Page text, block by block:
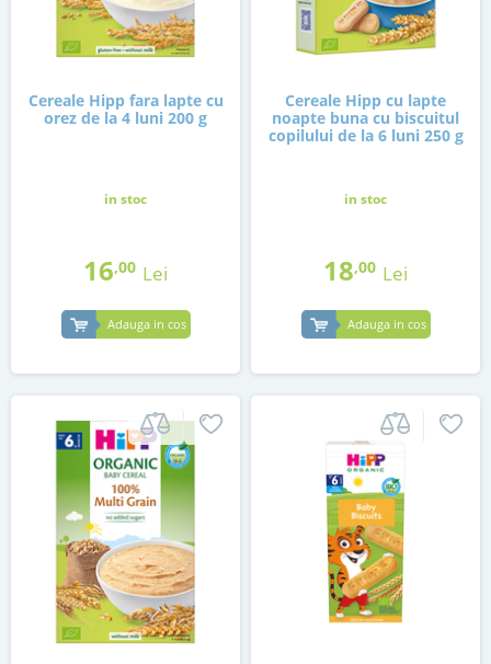
Cereale Hipp fara lapte cu
orez de la 4 luni 200 g
in stoc
16,00 Lei
Adauga in cos
Cereale Hipp cu lapte
noapte buna cu biscuitul
copilului de la 6 luni 250 g
in stoc
18,00 Lei
Adauga in cos